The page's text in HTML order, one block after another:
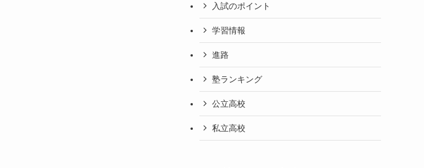
入試のポイント
学習情報
進路
塾ランキング
公立高校
私立高校